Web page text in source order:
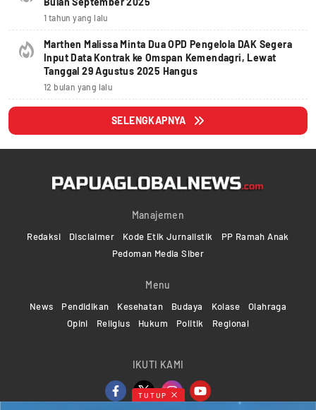
1 tahun yang lalu
Marthen Malissa Minta Dua OPD Pengelola DAK Segera
Input Data Kontrak ke Omspan Kemendagri, Lewat
Tanggal 29 Agustus 2025 Hangus
12 bulan yang lalu
SELENGKAPNYA
Manajemen
Redaksi Disclaimer Kode Etik Jurnalistik
PP Ramah Anak
Pedoman Media Siber
Menu
News Pendidikan Kesehatan Budaya Kolase
Olahraga
Opini
Religius Hukum Politik Regional
IKUTI KAMI
TUTUP